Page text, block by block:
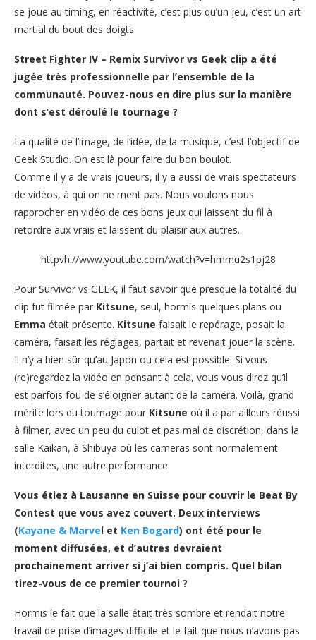
se joue au timing, en réactivité, c’est plus qu’un jeu, c’est un art
martial du bout des doigts.
Street Fighter IV – Remix Survivor vs Geek clip a été
jugée très professionnelle par l’ensemble de la
communauté. Pouvez-nous en dire plus sur la manière
dont s’est déroulé le tournage ?
La qualité de l’image, de l’idée, de la musique, c’est l’objectif de
Geek Studio. On est là pour faire du bon boulot.
Comme il y a de vrais joueurs, il y a aussi de vrais spectateurs
de vidéos, à qui on ne ment pas. Nous voulons nous
rapprocher en vidéo de ces bons jeux qui laissent du fil à
retordre aux vrais et laissent du plaisir aux autres.
httpvh://www.youtube.com/watch?v=hmmu2s1pj28
Pour Survivor vs GEEK, il faut savoir que presque la totalité du
clip fut filmée par Kitsune, seul, hormis quelques plans ou
Emma était présente. Kitsune faisait le repérage, posait la
caméra, faisait les réglages, partait et revenait jouer la scène.
Il n’y a bien sûr qu’au Japon ou cela est possible. Si vous
(re)regardez la vidéo en pensant à cela, vous vous direz qu’il
est parfois fou de s’éloigner autant de la caméra. Voilà, grand
mérite lors du tournage pour Kitsune où il a par ailleurs réussi
à filmer, avec un peu du culot et pas mal de discrétion, dans la
salle Kaikan, à Shibuya où les cameras sont normalement
interdites, une autre performance.
Vous étiez à Lausanne en Suisse pour couvrir le Beat By
Contest que vous avez couvert. Deux interviews
(Kayane & Marvel et Ken Bogard) ont été pour le
moment diffusées, et d’autres devraient
prochainement arriver si j’ai bien compris. Quel bilan
tirez-vous de ce premier tournoi ?
Hormis le fait que la salle était très sombre et rendait notre
travail de prise d’images difficile et le fait que nous n’avons pas